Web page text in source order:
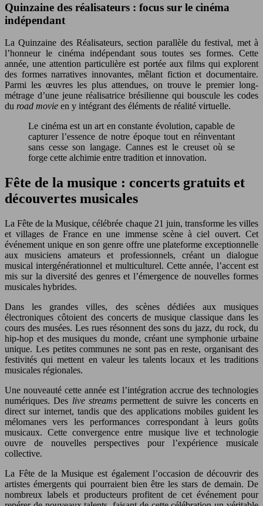
Quinzaine des réalisateurs : focus sur le cinéma
indépendant
La Quinzaine des Réalisateurs, section parallèle du festival, met à
l’honneur le cinéma indépendant sous toutes ses formes. Cette
année, une attention particulière est portée aux films qui explorent
des formes narratives innovantes, mêlant fiction et documentaire.
Parmi les œuvres les plus attendues, on trouve le premier long-
métrage d’une jeune réalisatrice brésilienne qui bouscule les codes
du road movie en y intégrant des éléments de réalité virtuelle.
Le cinéma est un art en constante évolution, capable de
capturer l’essence de notre époque tout en réinventant
sans cesse son langage. Cannes est le creuset où se
forge cette alchimie entre tradition et innovation.
Fête de la musique : concerts gratuits et
découvertes musicales
La Fête de la Musique, célébrée chaque 21 juin, transforme les villes
et villages de France en une immense scène à ciel ouvert. Cet
événement unique en son genre offre une plateforme exceptionnelle
aux musiciens amateurs et professionnels, créant un dialogue
musical intergénérationnel et multiculturel. Cette année, l’accent est
mis sur la diversité des genres et l’émergence de nouvelles formes
musicales hybrides.
Dans les grandes villes, des scènes dédiées aux musiques
électroniques côtoient des concerts de musique classique dans les
cours des musées. Les rues résonnent des sons du jazz, du rock, du
hip-hop et des musiques du monde, créant une symphonie urbaine
unique. Les petites communes ne sont pas en reste, organisant des
festivités qui mettent en valeur les talents locaux et les traditions
musicales régionales.
Une nouveauté cette année est l’intégration accrue des technologies
numériques. Des live streamspermettent de suivre les concerts en
direct sur internet, tandis que des applications mobiles guident les
mélomanes vers les performances correspondant à leurs goûts
musicaux. Cette convergence entre musique live et technologie
ouvre de nouvelles perspectives pour l’expérience musicale
collective.
La Fête de la Musique est également l’occasion de découvrir des
artistes émergents qui pourraient bien être les stars de demain. De
nombreux labels et producteurs profitent de cet événement pour